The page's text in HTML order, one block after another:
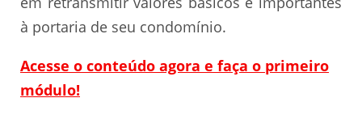
à portaria de seu condomínio.
Acesse o conteúdo agora e faça o primeiro
módulo!